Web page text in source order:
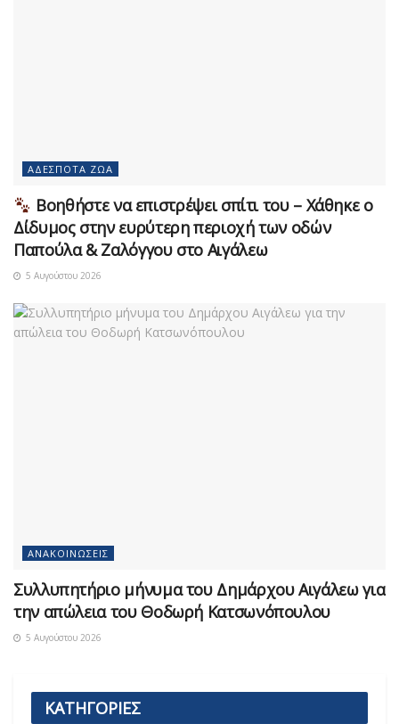
ΑΔΈΣΠΟΤΑ ΖΏΑ
Βοηθήστε να επιστρέψει σπίτι του – Χάθηκε ο
Δίδυμος στην ευρύτερη περιοχή των οδών
Παπούλα & Ζαλόγγου στο Αιγάλεω
5 Αυγούστου 2026
ΑΝΑΚΟΙΝΏΣΕΙΣ
Συλλυπητήριο μήνυμα του Δημάρχου Αιγάλεω για
την απώλεια του Θοδωρή Κατσωνόπουλου
5 Αυγούστου 2026
ΚΑΤΗΓΟΡΙΕΣ